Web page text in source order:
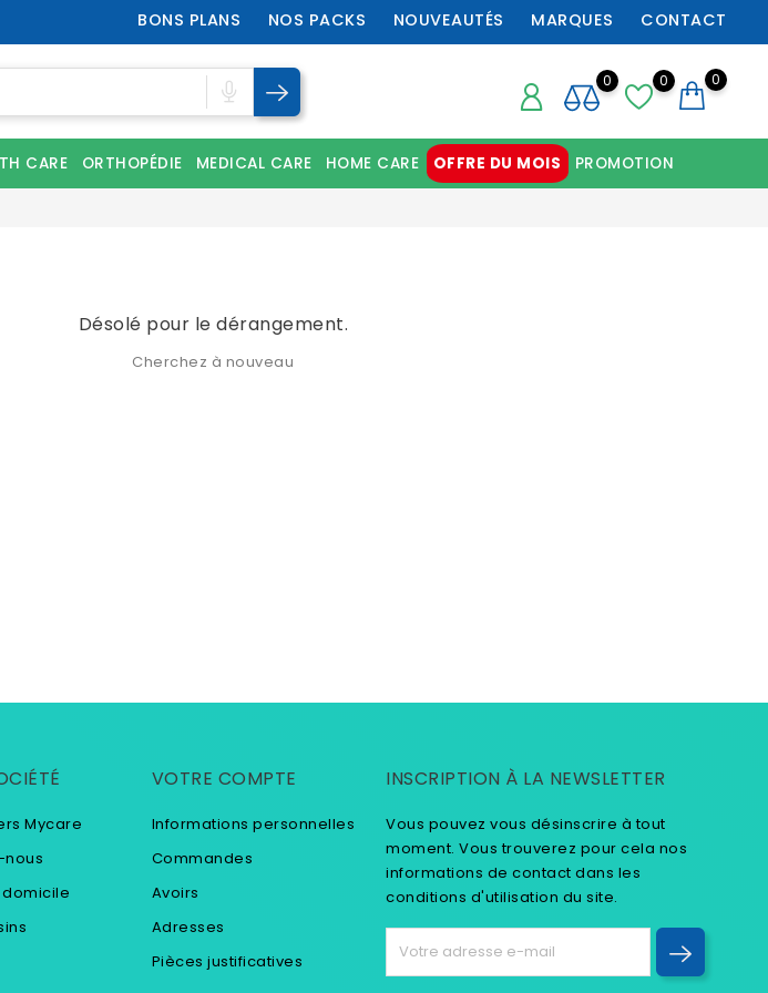
BONS PLANS NOS PACKS NOUVEAUTÉS MARQUES CONTACT
0
0
0
CARE ORTHOPÉDIE MEDICAL CARE HOME CARE OFFRE DU MOIS PROMOTION
Désolé pour le dérangement.
Cherchez à nouveau
Mycare
domicile
VOTRE COMPTE
Informations personnelles
Commandes
Avoirs
Adresses
Pièces justificatives
INSCRIPTION À LA NEWSLETTER
Vous pouvez vous désinscrire à tout
moment. Vous trouverez pour cela nos
informations de contact dans les
conditions d'utilisation du site.